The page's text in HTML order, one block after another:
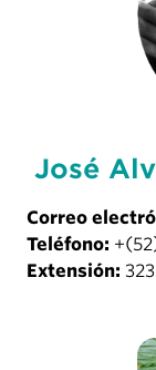
José
Correo
Teléfono:
Extensión: